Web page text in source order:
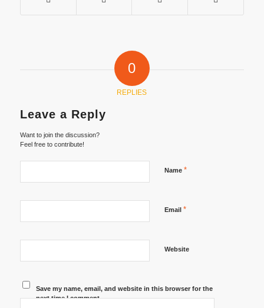
0
REPLIES
Leave a Reply
Want to join the discussion?
Feel free to contribute!
Name *
Email *
Website
Save my name, email, and website in this browser for the
next time I comment.